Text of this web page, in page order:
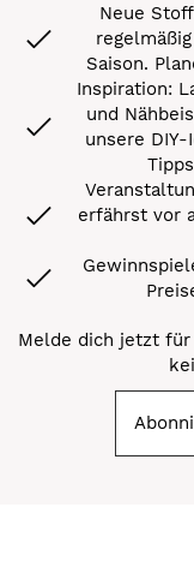
Neue
Saison.
Inspiration:
und
unsere
erfährst vor
Melde dich jetzt für